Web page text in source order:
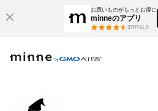
お買いものがもっとお得に
minneのアプリ
3万件以上